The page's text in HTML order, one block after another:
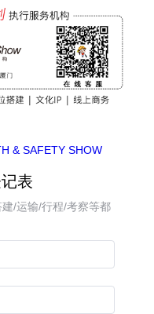
& SAFETY SHOW